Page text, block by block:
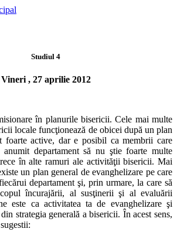
Studiul 4
Vineri , 27 aprilie 2012
în planurile bisericii. Cele mai multe
locale funcţionează de obicei după un plan
foarte active, dar e posibil ca membrii care
departament să nu ştie foarte multe
în alte ramuri ale activităţii bisericii. Mai
un plan general de evanghelizare pe care
departament şi, prin urmare, la care să
încurajării, al susţinerii şi al evaluării
este ca activitatea ta de evanghelizare şi
strategia generală a bisericii. În acest sens,